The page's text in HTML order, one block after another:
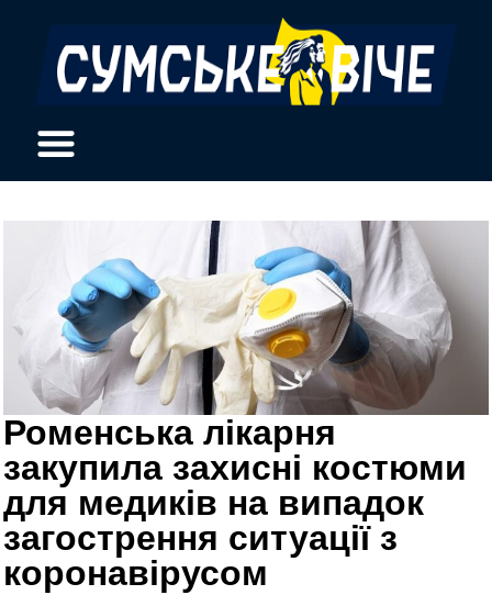
Роменська лікарня
закупила захисні костюми
для медиків на випадок
загострення ситуації з
коронавірусом